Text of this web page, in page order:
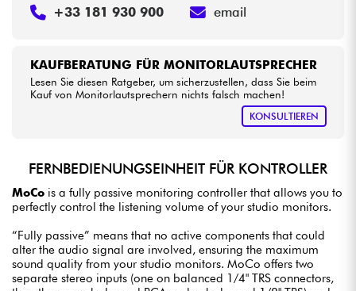
KAUFBERATUNG FÜR MONITORLAUTSPRECHER
Lesen Sie diesen Ratgeber, um sicherzustellen, dass Sie beim
Kauf von Monitorlautsprechern nichts falsch machen!
KONSULTIEREN
+33 181 930 900 email
FERNBEDIENUNGSEINHEIT FÜR KONTROLLER
MoCo is a fully passive monitoring controller that allows you to
perfectly control the listening volume of your studio monitors.
“Fully passive” means that no active components that could
alter the audio signal are involved, ensuring the maximum
sound quality from your studio monitors. MoCo offers two
separate stereo inputs (one on balanced 1/4" TRS connectors,